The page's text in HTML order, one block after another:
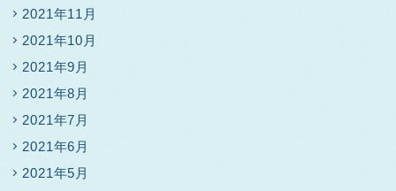
2021年11月
2021年10月
2021年9月
2021年8月
2021年7月
2021年6月
2021年5月